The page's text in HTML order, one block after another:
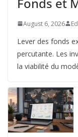
August 6, 2026
Lever des fonds
percutante. Les
la viabilité du